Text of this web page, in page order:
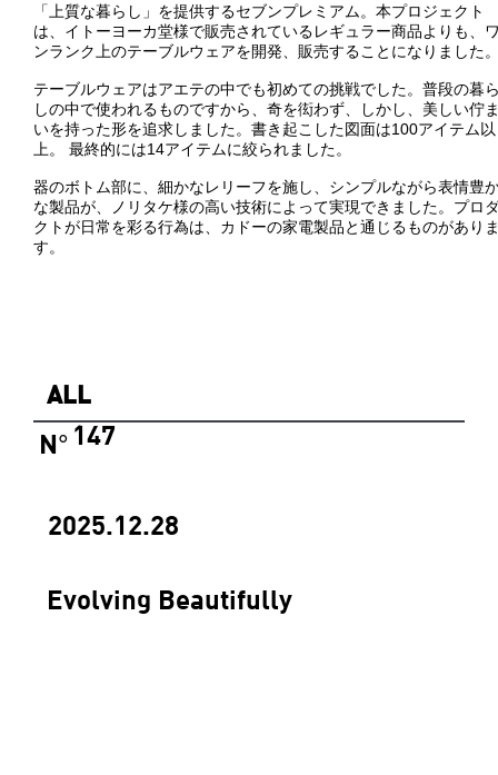
「上質な暮らし」を提供するセブンプレミアム。本プロジェクト
は、イトーヨーカ堂様で販売されているレギュラー商品よりも、
ンランク上のテーブルウェアを開発、販売することになりました
テーブルウェアはアエテの中でも初めての挑戦でした。普段の暮
しの中で使われるものですから、奇を衒わず、しかし、美しい佇
いを持った形を追求しました。書き起こした図面は100アイテム以
上。 最終的には14アイテムに絞られました。
器のボトム部に、細かなレリーフを施し、シンプルながら表情豊
な製品が、ノリタケ様の高い技術によって実現できました。プロ
クトが日常を彩る行為は、カドーの家電製品と通じるものがあり
す。
2025.12.28
Evolving Beautifully
147
N°
ALL